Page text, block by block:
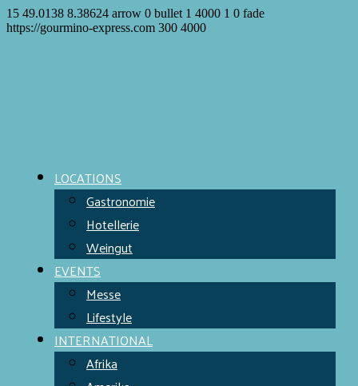
15 49.0138 8.38624 arrow 0 bullet 1 4000 1 0 fade
https://gourmino-express.com 300 4000
LOCATIONS
Gastronomie
Hotellerie
Weingut
EVENTS
Messe
Lifestyle
INTERNATIONAL
Afrika